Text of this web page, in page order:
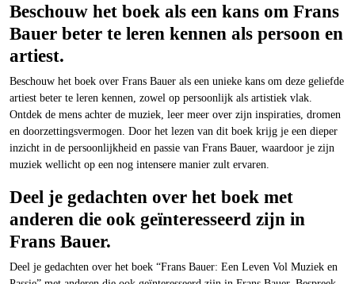
Beschouw het boek als een kans om Frans
Bauer beter te leren kennen als persoon en
artiest.
Beschouw het boek over Frans Bauer als een unieke kans om deze geliefde
artiest beter te leren kennen, zowel op persoonlijk als artistiek vlak.
Ontdek de mens achter de muziek, leer meer over zijn inspiraties, dromen
en doorzettingsvermogen. Door het lezen van dit boek krijg je een dieper
inzicht in de persoonlijkheid en passie van Frans Bauer, waardoor je zijn
muziek wellicht op een nog intensere manier zult ervaren.
Deel je gedachten over het boek met
anderen die ook geïnteresseerd zijn in
Frans Bauer.
Deel je gedachten over het boek “Frans Bauer: Een Leven Vol Muziek en